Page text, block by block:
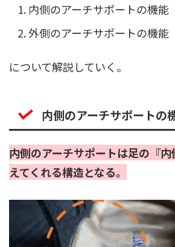
内側のアーチサポートの機能
外側のアーチサポートの機能
について解説していく。
内側のアーチサポートの
内側のアーチサポートは足の『
えてくれる構造となる。